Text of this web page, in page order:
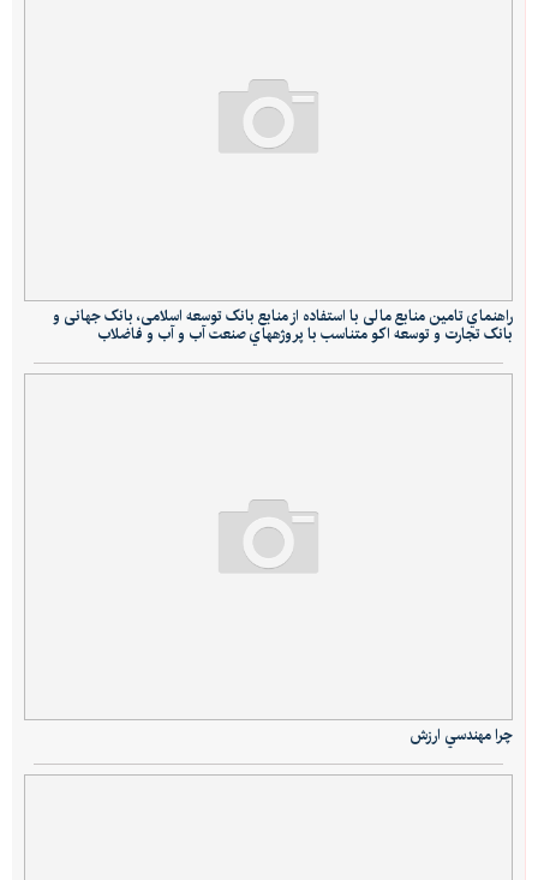
راهنماي تامین منابع مالی با استفاده از منابع بانک توسعه اسلامی، بانک جهانی و
بانک تجارت و توسعه اکو متناسب با پروژههاي صنعت آب و آب و فاضلاب
چرا مهندسي ارزش